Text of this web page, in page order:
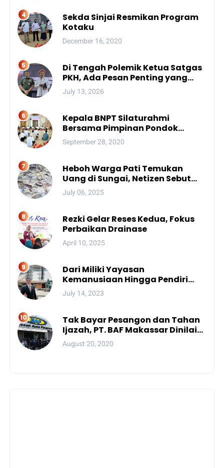
Sekda Sinjai Resmikan Program
Kotaku
December 16, 2020
Di Tengah Polemik Ketua Satgas
PKH, Ada Pesan Penting yang
Ditegaskan ke Publik
July 13, 2026
Kepala BNPT Silaturahmi
Bersama Pimpinan Pondok
Pesantren Se-Sulsel
September 28, 2020
Heboh Warga Pati Temukan
Uang di Sungai, Netizen Sebut
Fenomena Aneh
July 06, 2025
Rezki Gelar Reses Kedua, Fokus
Perbaikan Drainase
April 10, 2025
Dari Miliki Yayasan
Kemanusiaan Hingga Pendiri
Unhan, Begini Profil Bro Rivai
Putra Sulsel Yang Promosi
July 14, 2023
Tak Bayar Pesangon dan Tahan
Ijazah, PT. BAF Makassar Dinilai
Wajib Dibekukan
August 20, 2020